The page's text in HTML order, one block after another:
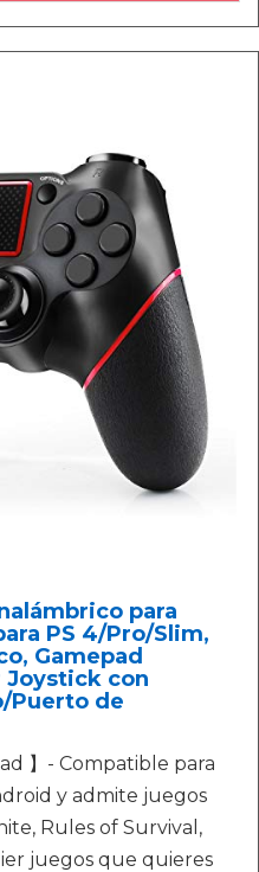
para
PS 4/Pro/Slim,
Gamepad
con
Puerto de
】- Compatible para
y admite juegos
Rules of Survival,
juegos que quieres